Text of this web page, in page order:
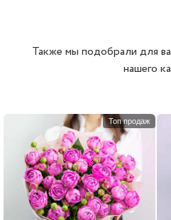
Также мы подобрали для
нашего
Топ продаж